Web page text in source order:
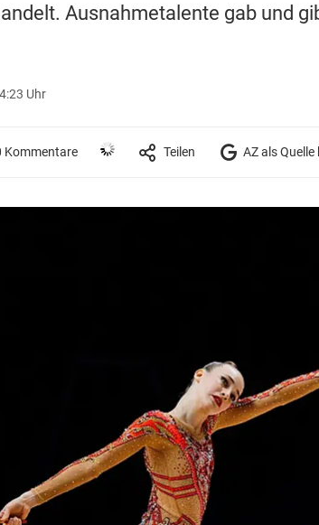
Ausnahmetalente gab und
Uhr
Kommentare Teilen AZ als